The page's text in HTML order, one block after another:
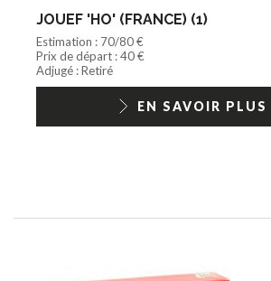
JOUEF 'HO' (FRANCE) (1)
Estimation : 70/80 €
Prix de départ : 40 €
Adjugé : Retiré
EN SAVOIR PLUS